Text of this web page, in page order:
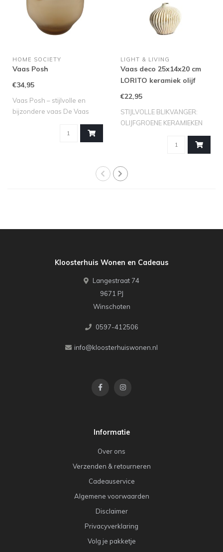
HOME SOCIETY
Vaas Posh
€34,95
Vaas Posh – stijlvolle en
bijzondere vaas De Vaas
LIGHT & LIVING
Vaas deco 25x14x20 cm
LORITO keramiek olijf
€22,95
STIJLVOLLE BLIKVANGER:
OLIJFGROENE KERAMIEKEN
Kloosterhuis Wonen en Cadeaus
Langestraat 74
9671 PJ
Winschoten
0597-412506
info@kloosterhuiswonen.nl
Informatie
Over ons
Verzenden & retourneren
Cadeauservice
Algemene voorwaarden
Disclaimer
Privacyverklaring
Volg je pakketje